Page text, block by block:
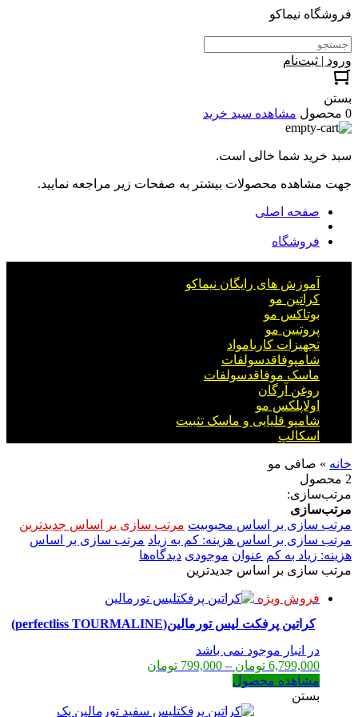
فروشگاه نیماکو
ورود | ثبت‌نام
بستن
0 محصول
مشاهده سبد خرید
سبد خرید شما خالی است.
جهت مشاهده محصولات بیشتر به صفحات زیر مراجعه نمایید.
صفحه اصلی
فروشگاه
آموزش های رایگان نیماکو
کراتین مو
بوتاکس مو
پروتیین مو
تجهیزات کاربامواد
شامپوفاقدسولفات
ماسک موفاقدسولفات
روغن آرگان
اولاپلکس مو
شامپو قلیایی و ماسک تثبیت
اسکالپ
خانه » صافی مو
2 محصول
مرتب‌سازی:
مرتب‌سازی
مرتب سازی بر اساس محبوبیت مرتب سازی بر اساس جدیدترین
مرتب سازی بر اساس هزینه: کم به زیاد مرتب سازی بر اساس
هزینه: زیاد به کم عنوان موجودی دیدگاه‌ها
مرتب سازی بر اساس جدیدترین
فروش ویژه
کراتین پرفکت لیس تورمالین(perfectliss TOURMALINE)
در انبار موجود نمی باشد
6,799,000 تومان –
799,000 تومان
through
مشاهده محصول
بستن